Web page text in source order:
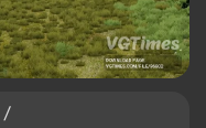
/